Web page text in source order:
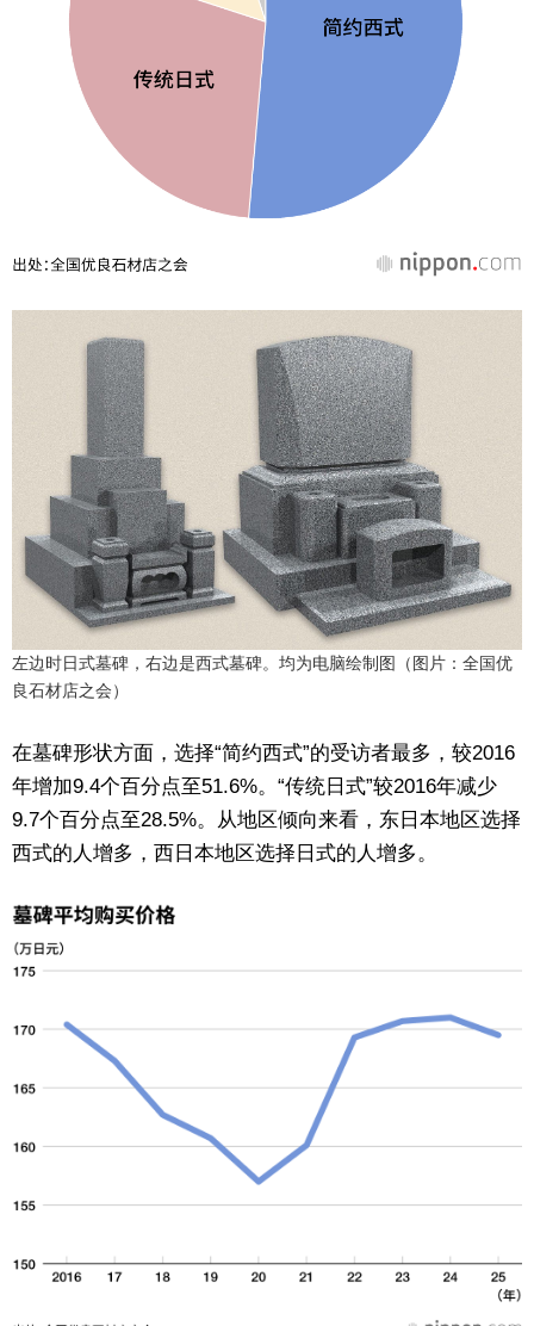
左边时日式墓碑，右边是西式墓碑。均为电脑绘制图（图片：全国优
良石材店之会）
在墓碑形状方面，选择“简约西式”的受访者最多，较2016
年增加9.4个百分点至51.6%。“传统日式”较2016年减少
9.7个百分点至28.5%。从地区倾向来看，东日本地区选择
西式的人增多，西日本地区选择日式的人增多。